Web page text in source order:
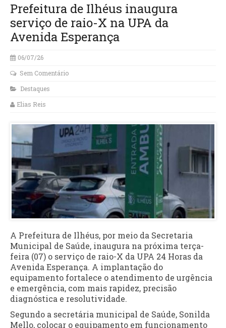
Prefeitura de Ilhéus inaugura
serviço de raio-X na UPA da
Avenida Esperança
06/07/26
Sem Comentário
Destaques
Elias Reis
A Prefeitura de Ilhéus, por meio da Secretaria
Municipal de Saúde, inaugura na próxima terça-
feira (07) o serviço de raio-X da UPA 24 Horas da
Avenida Esperança. A implantação do
equipamento fortalece o atendimento de urgência
e emergência, com mais rapidez, precisão
diagnóstica e resolutividade.
Segundo a secretária municipal de Saúde, Sonilda
Mello, colocar o equipamento em funcionamento